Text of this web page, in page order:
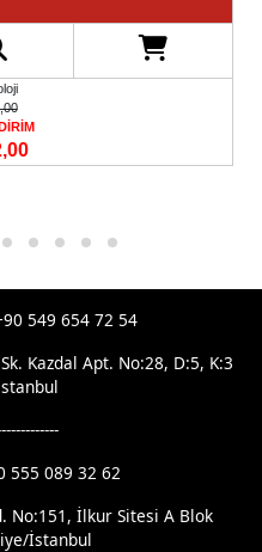
549 654 72 54
Kazdal Apt. No:28, D:5, K:3
555 089 32 62
No:151, İlkur Sitesi A Blok
İstanbul